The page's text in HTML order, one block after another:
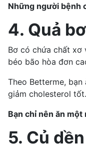
Những người bệnh
4. Quả bơ
Bơ có chứa chất xơ
béo bão hòa đơn
Theo Betterme, bạn
giảm cholesterol
Bạn chỉ nên ăn một
5. Củ dền